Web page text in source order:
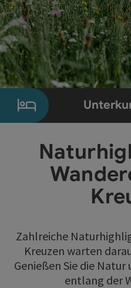
Zahlreiche
Kreuzen warten
Genießen Sie die
entlang der